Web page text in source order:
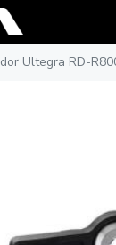
Ultegra RD-